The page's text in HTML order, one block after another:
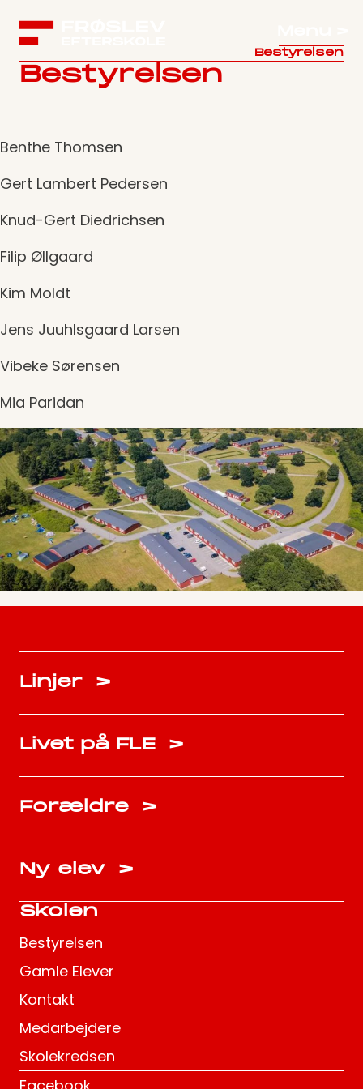
Bestyrelsen
Bestyrelsen
Benthe Thomsen
Gert Lambert Pedersen
Knud-Gert Diedrichsen
Filip Øllgaard
Kim Moldt
Jens Juuhlsgaard Larsen
Vibeke Sørensen
Mia Paridan
Linjer >
Livet på FLE >
Forældre >
Ny elev >
Skolen
Bestyrelsen
Gamle Elever
Kontakt
Medarbejdere
Skolekredsen